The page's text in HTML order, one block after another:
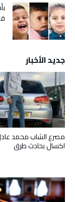
جديد الأخبار
مصرع الشاب محمد
اكسال بحادث طرق